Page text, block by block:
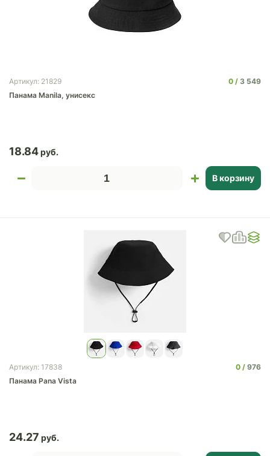
Артикул: 21829 0
3 549
Панама Manila, унисекс
18.84
В корзину
Артикул: 17838 0
976
Панама Pana Vista
24.27